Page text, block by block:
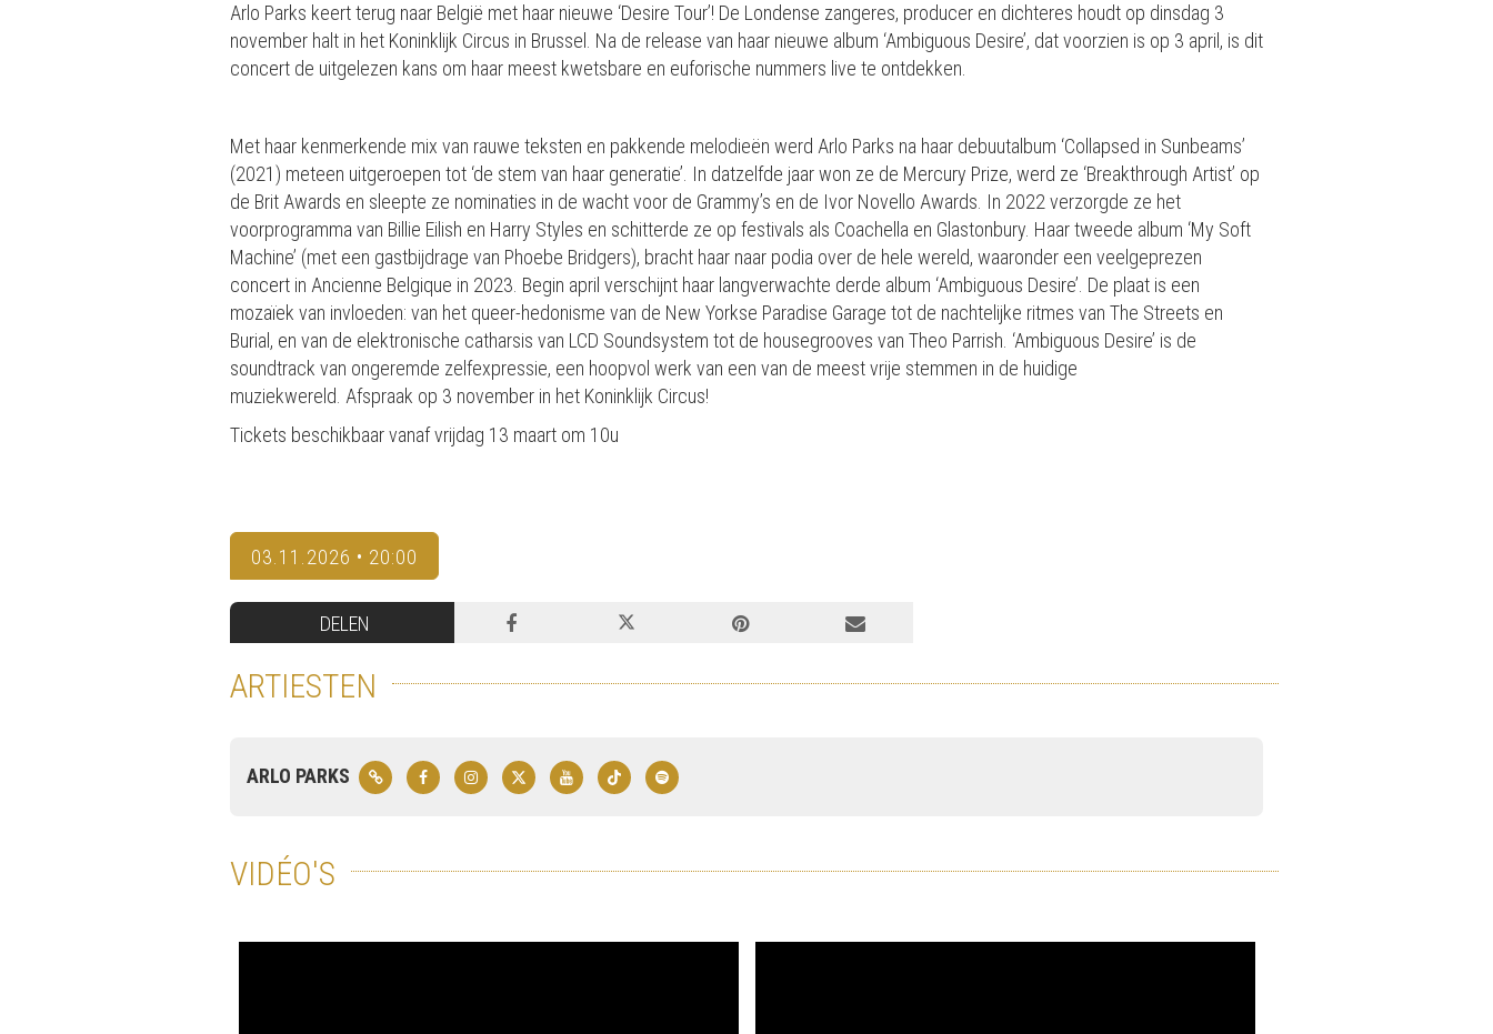
Arlo Parks keert terug naar België met haar nieuwe ‘Desire Tour’! De Londense zangeres, producer en dichteres houdt op dinsdag 3
november halt in het Koninklijk Circus in Brussel. Na de release van haar nieuwe album ‘Ambiguous Desire’, dat voorzien is op 3 april, is dit
concert de uitgelezen kans om haar meest kwetsbare en euforische nummers live te ontdekken.
Met haar kenmerkende mix van rauwe teksten en pakkende melodieën werd Arlo Parks na haar debuutalbum ‘Collapsed in Sunbeams’
(2021) meteen uitgeroepen tot ‘de stem van haar generatie’. In datzelfde jaar won ze de Mercury Prize, werd ze ‘Breakthrough Artist’ op
de Brit Awards en sleepte ze nominaties in de wacht voor de Grammy’s en de Ivor Novello Awards. In 2022 verzorgde ze het
voorprogramma van Billie Eilish en Harry Styles en schitterde ze op festivals als Coachella en Glastonbury. Haar tweede album ‘My Soft
Machine’ (met een gastbijdrage van Phoebe Bridgers), bracht haar naar podia over de hele wereld, waaronder een veelgeprezen
concert in Ancienne Belgique in 2023. Begin april verschijnt haar langverwachte derde album ‘Ambiguous Desire’. De plaat is een
mozaïek van invloeden: van het queer-hedonisme van de New Yorkse Paradise Garage tot de nachtelijke ritmes van The Streets en
Burial, en van de elektronische catharsis van LCD Soundsystem tot de housegrooves van Theo Parrish. ‘Ambiguous Desire’ is de
soundtrack van ongeremde zelfexpressie, een hoopvol werk van een van de meest vrije stemmen in de huidige
muziekwereld. Afspraak op 3 november in het Koninklijk Circus!
Tickets beschikbaar vanaf vrijdag 13 maart om 10u
03.11.2026 • 20:00
DELEN
ARTIESTEN
ARLO PARKS
VIDÉO'S